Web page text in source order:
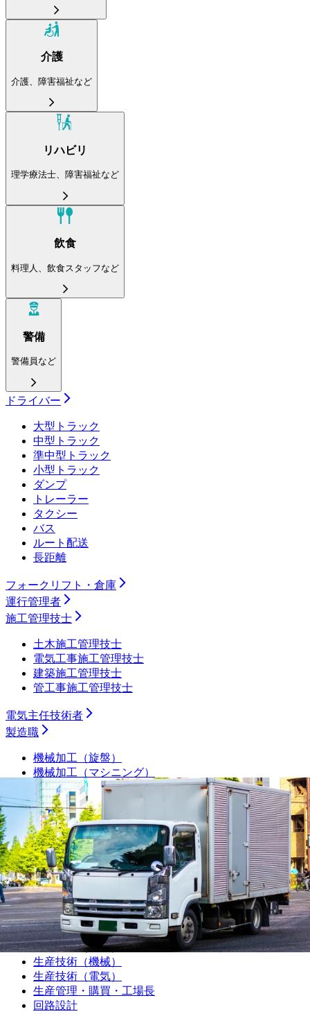
介護
介護、障害福祉など
リハビリ
理学療法士、障害福祉など
飲食
料理人、飲食スタッフなど
警備
警備員など
ドライバー
大型トラック
中型トラック
準中型トラック
小型トラック
ダンプ
トレーラー
タクシー
バス
ルート配送
長距離
フォークリフト・倉庫
運行管理者
施工管理技士
土木施工管理技士
電気工事施工管理技士
建築施工管理技士
管工事施工管理技士
電気主任技術者
製造職
機械加工（旋盤）
機械加工（マシニング）
機械加工（プレス・板金）
機械加工（樹脂）
機械加工（溶接）
機械加工（その他）
組み立て・製造オペレーター
プラントオペレーター
食品・飲料・医薬品製造オペレーター
サービスエンジニア・フィールドエンジニア
シーケンス制御（PLC・シーケンス・ラダー）
品質管理・品質保証
設備保全（機械）
設備保全（電気）
生産技術（機械）
生産技術（電気）
生産管理・購買・工場長
回路設計